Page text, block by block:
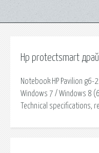
Hp protectsmart
Notebook HP Pavilion
Windows 7 / Windows 8
Technical specifications,